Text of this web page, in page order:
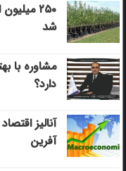
۲۵۰
شد
مشاوره با
دارد؟
آنالیز
آفرین